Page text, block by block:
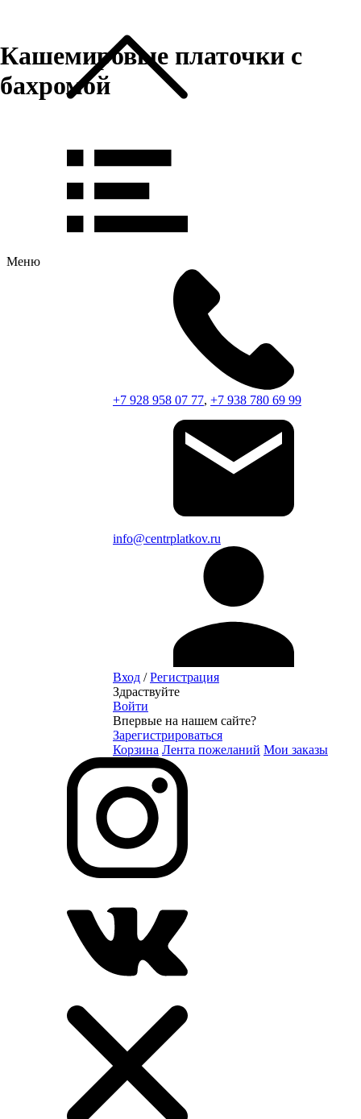
Меню
+7 928 958 07 77, +7 938 780 69 99
info@centrplatkov.ru
Вход /Регистрация
Здраствуйте
Войти
Впервые на нашем сайте?
Зарегистрироваться
Корзина Лента пожеланий Мои заказы
Кашемировые платочки с
бахромой